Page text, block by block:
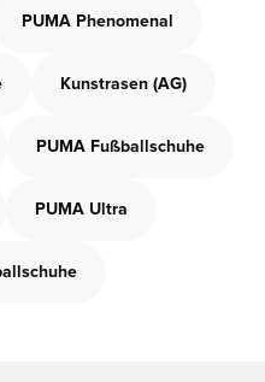
PUMA Phenomenal
Kunstrasen (AG)
PUMA Fußballschuhe
PUMA Ultra